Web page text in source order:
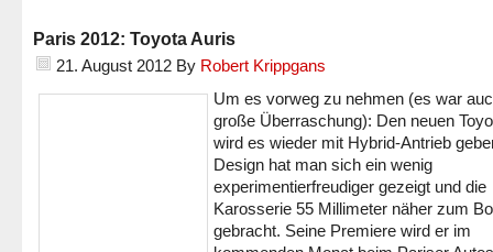
Paris 2012: Toyota Auris
21. August 2012 By Robert Krippgans
Um es vorweg zu nehmen (es war
große Überraschung): Den neuen
wird es wieder mit Hybrid-Antrieb
Design hat man sich ein wenig
experimentierfreudiger gezeigt und die
Karosserie 55 Millimeter näher zum
gebracht. Seine Premiere wird er im